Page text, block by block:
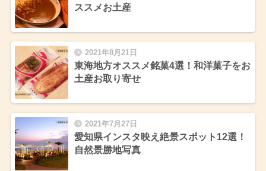
ススメお土産
2021年8月21日
東海地方オススメ銘菓4選！和洋菓子をお
土産お取り寄せ
2021年7月27日
愛知県インスタ映え絶景スポット12選！
自然景勝地写真